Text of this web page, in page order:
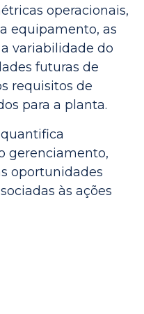
operacionais,
equipamento, as
variabilidade do
futuras de
requisitos de
para a planta.
gerenciamento,
oportunidades
às ações